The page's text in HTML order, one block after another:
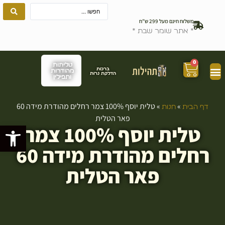
פתח
משלוח חינם מעל 299 ש”ח
* אתר שומר שבת *
ברכות
הדלקת נרות
טליתות
מהודרות
ותפילין
0
דף הבית » חנות »
טלית יוסף 100% צמר רחלים מהודרת מידה 60
פאר הטלית
טלית יוסף 100% צמר
רחלים מהודרת מידה 60
פאר הטלית